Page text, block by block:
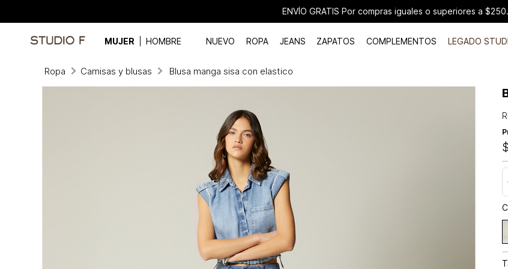
ENVÍO GRATIS Por compras iguales o superiores a
MUJER HOMBRE NUEVO ROPA JEANS ZAPATOS COMPLEMENTOS LEGADO
Ropa Camisas y blusas Blusa manga sisa con elastico
$